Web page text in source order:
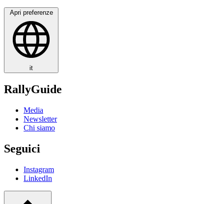
Apri preferenze
it
RallyGuide
Media
Newsletter
Chi siamo
Seguici
Instagram
LinkedIn